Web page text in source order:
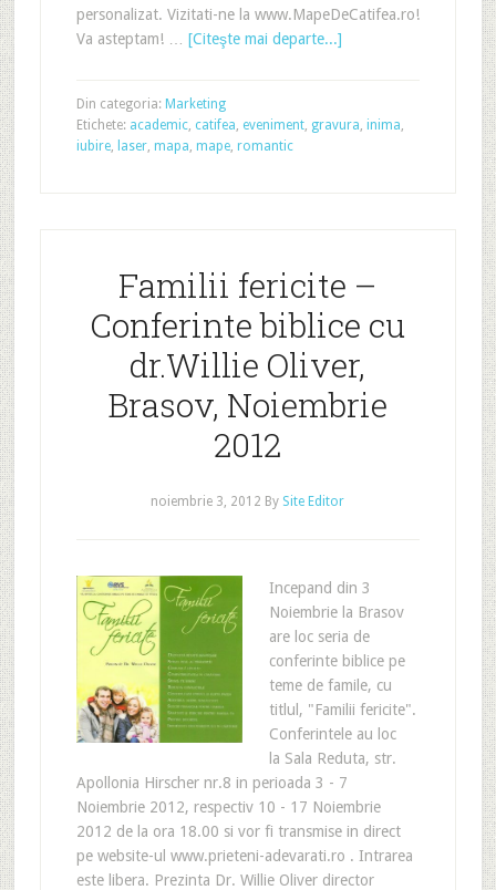
personalizat. Vizitati-ne la www.MapeDeCatifea.ro!
Va asteptam! … [Citeşte mai departe...]
Din categoria: Marketing
Etichete: academic, catifea, eveniment, gravura, inima,
iubire, laser, mapa, mape, romantic
Familii fericite –
Conferinte biblice cu
dr.Willie Oliver,
Brasov, Noiembrie
2012
noiembrie 3, 2012 By Site Editor
Incepand din 3
Noiembrie la Brasov
are loc seria de
conferinte biblice pe
teme de famile, cu
titlul, "Familii fericite".
Conferintele au loc
la Sala Reduta, str.
Apollonia Hirscher nr.8 in perioada 3 - 7
Noiembrie 2012, respectiv 10 - 17 Noiembrie
2012 de la ora 18.00 si vor fi transmise in direct
pe website-ul www.prieteni-adevarati.ro . Intrarea
este libera. Prezinta Dr. Willie Oliver director